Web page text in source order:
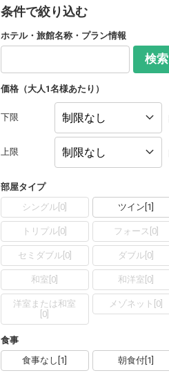
条件で絞り込む
ホテル・旅館名称・プラン情報
検索
価格（大人1名様あたり）
下限
上限
部屋タイプ
シングル 0 ツイン 1
トリプル 0 フォース 0]
セミダブル[ 0] ダブル 0
和室 0 和洋室 0
洋室または和室
0
メゾネット 0
食事
食事なし 1 朝食付 1